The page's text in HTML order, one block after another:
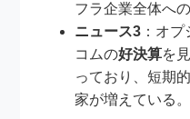
フラ企業全体へ
ニュース3 ：オ
コムの好決算を
っており、短期
家が増えている。